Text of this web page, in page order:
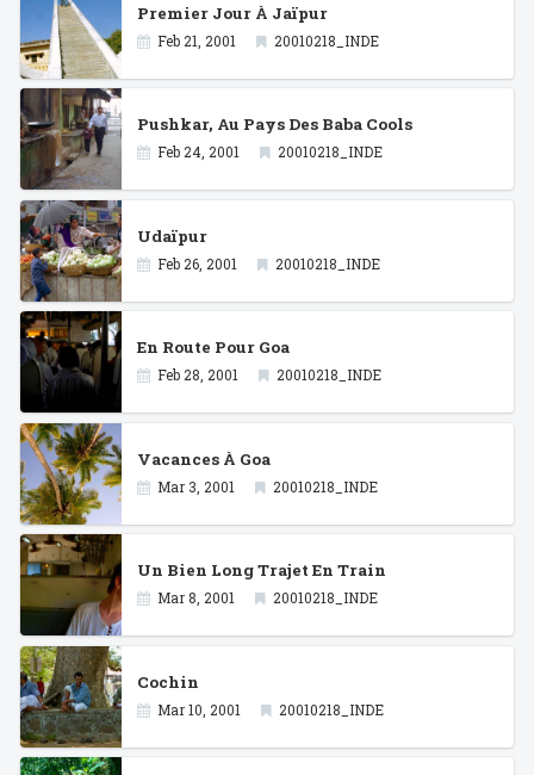
Premier Jour À Jaïpur
Feb 21, 2001 20010218_INDE
Pushkar, Au Pays Des Baba Cools
Feb 24, 2001 20010218_INDE
Udaïpur
Feb 26, 2001 20010218_INDE
En Route Pour Goa
Feb 28, 2001 20010218_INDE
Vacances À Goa
Mar 3, 2001 20010218_INDE
Un Bien Long Trajet En Train
Mar 8, 2001 20010218_INDE
Cochin
Mar 10, 2001 20010218_INDE